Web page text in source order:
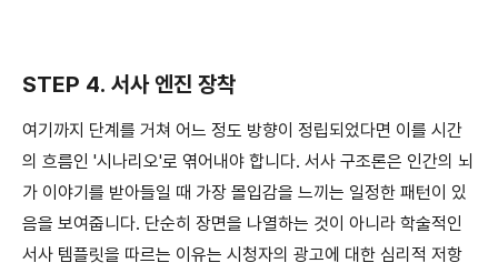
STEP 4. 서사 엔진 장착
여기까지 단계를 거쳐 어느 정도 방향이 정립되었다면 이를 시간
의 흐름인 '시나리오'로 엮어내야 합니다. 서사 구조론은 인간의 뇌
가 이야기를 받아들일 때 가장 몰입감을 느끼는 일정한 패턴이 있
음을 보여줍니다. 단순히 장면을 나열하는 것이 아니라 학술적인
서사 템플릿을 따르는 이유는 시청자의 광고에 대한 심리적 저항